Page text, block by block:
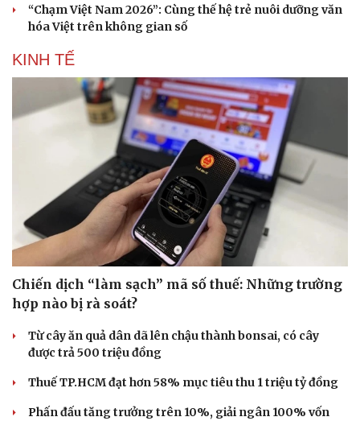
“Chạm Việt Nam 2026”: Cùng thế hệ trẻ nuôi dưỡng văn
hóa Việt trên không gian số
KINH TẾ
Chiến dịch “làm sạch” mã số thuế: Những trường
hợp nào bị rà soát?
Từ cây ăn quả dân dã lên chậu thành bonsai, có cây
được trả 500 triệu đồng
Thuế TP.HCM đạt hơn 58% mục tiêu thu 1 triệu tỷ đồng
Phấn đấu tăng trưởng trên 10%, giải ngân 100% vốn